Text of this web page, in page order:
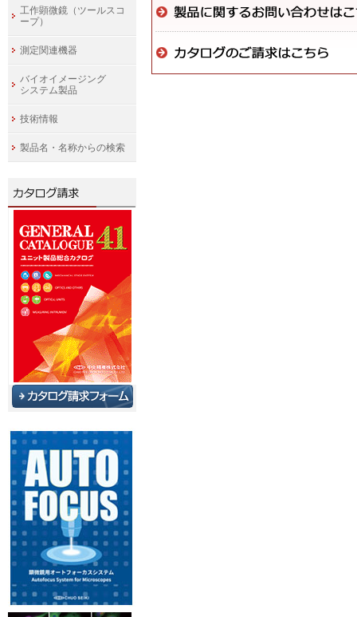
工作顕微鏡（ツールスコ
ープ）
測定関連機器
バイオイメージング
システム製品
技術情報
製品名・名称からの検索